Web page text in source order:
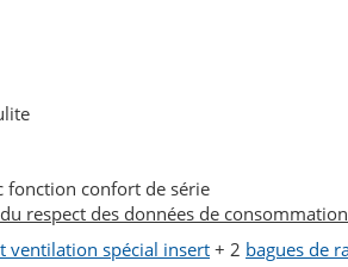
fonction confort de série
respect des données de
ventilation spécial insert+ 2 bagues de